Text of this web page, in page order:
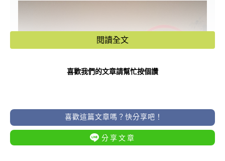
閱讀全文
喜歡我們的文章請幫忙按個讚
喜歡這篇文章嗎？快分享吧！
分享文章